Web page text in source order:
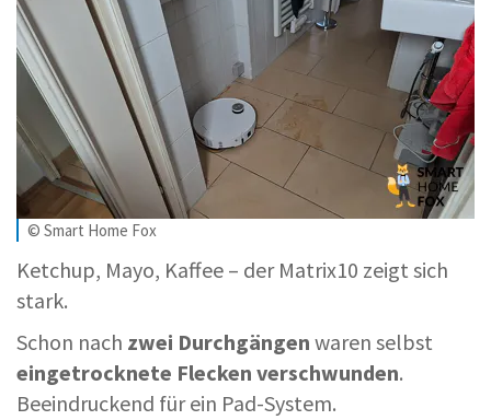
© Smart Home Fox
Ketchup, Mayo, Kaffee – der Matrix10 zeigt sich
stark.
Schon nach zwei Durchgängen waren selbst
eingetrocknete Flecken verschwunden.
Beeindruckend für ein Pad-System.